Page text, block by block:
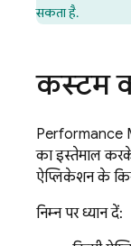
सकता है.
कस्टम
Performance
का इस्तेमाल
ऐप्लिकेशन के
निम्न पर ध्यान दें: